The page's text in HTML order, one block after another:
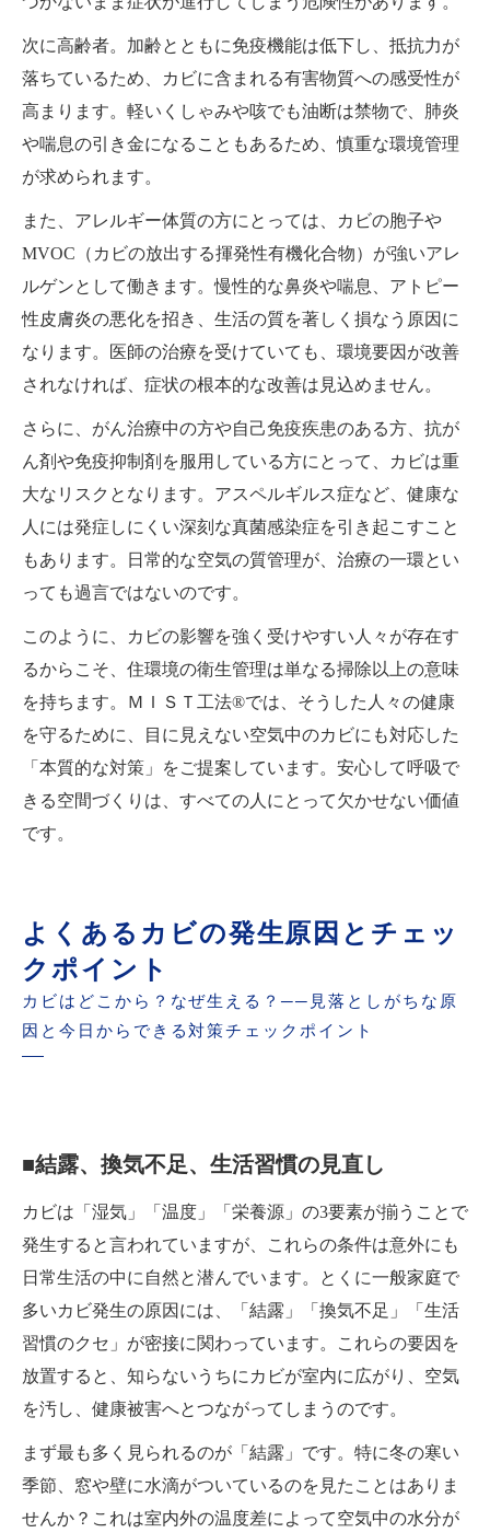
次に高齢者。加齢とともに免疫機能は低下し、抵抗力が
落ちているため、カビに含まれる有害物質への感受性が
高まります。軽いくしゃみや咳でも油断は禁物で、肺炎
や喘息の引き金になることもあるため、慎重な環境管理
が求められます。
また、アレルギー体質の方にとっては、カビの胞子や
MVOC（カビの放出する揮発性有機化合物）が強いアレ
ルゲンとして働きます。慢性的な鼻炎や喘息、アトピー
性皮膚炎の悪化を招き、生活の質を著しく損なう原因に
なります。医師の治療を受けていても、環境要因が改善
されなければ、症状の根本的な改善は見込めません。
さらに、がん治療中の方や自己免疫疾患のある方、抗が
ん剤や免疫抑制剤を服用している方にとって、カビは重
大なリスクとなります。アスペルギルス症など、健康な
人には発症しにくい深刻な真菌感染症を引き起こすこと
もあります。日常的な空気の質管理が、治療の一環とい
っても過言ではないのです。
このように、カビの影響を強く受けやすい人々が存在す
るからこそ、住環境の衛生管理は単なる掃除以上の意味
を持ちます。ＭＩＳＴ工法®では、そうした人々の健康
を守るために、目に見えない空気中のカビにも対応した
「本質的な対策」をご提案しています。安心して呼吸で
きる空間づくりは、すべての人にとって欠かせない価値
です。
よくあるカビの発生原因とチェッ
クポイント
カビはどこから？なぜ生える？──見落としがちな原
因と今日からできる対策チェックポイント
■結露、換気不足、生活習慣の見直し
カビは「湿気」「温度」「栄養源」の3要素が揃うことで
発生すると言われていますが、これらの条件は意外にも
日常生活の中に自然と潜んでいます。とくに一般家庭で
多いカビ発生の原因には、「結露」「換気不足」「生活
習慣のクセ」が密接に関わっています。これらの要因を
放置すると、知らないうちにカビが室内に広がり、空気
を汚し、健康被害へとつながってしまうのです。
まず最も多く見られるのが「結露」です。特に冬の寒い
季節、窓や壁に水滴がついているのを見たことはありま
せんか？これは室内外の温度差によって空気中の水分が